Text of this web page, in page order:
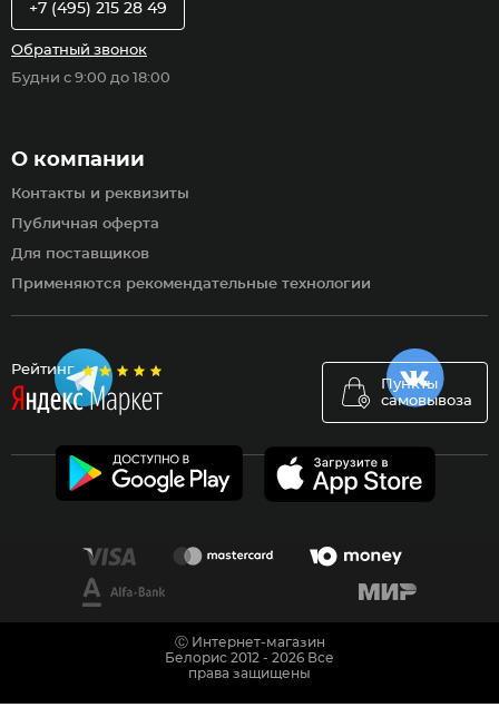
Рейтинг
Пункты
самовывоза
О компании
Контакты и реквизиты
Публичная оферта
Для поставщиков
Применяются рекомендательные технологии
+7 (495) 215 28 49
Обратный звонок
Будни с 9:00 до 18:00
Ⓒ Интернет-магазин
Белорис 2012 - 2026 Все
права защищены